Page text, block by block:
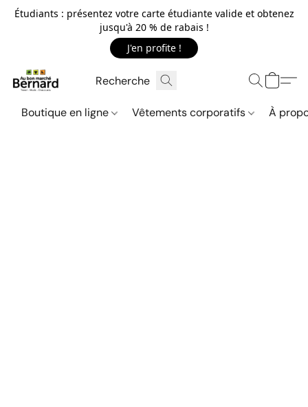
Étudiants : présentez votre carte étudiante valide et obtenez
jusqu'à 20 % de rabais !
J'en profite !
Boutique en ligne Vêtements corporatifs À